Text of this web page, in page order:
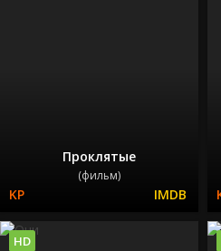
Проклятые
(фильм)
HD